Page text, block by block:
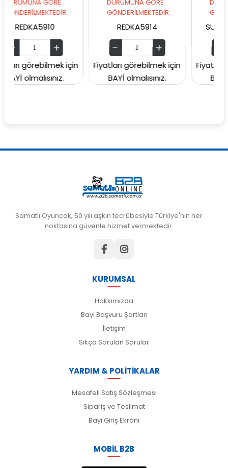
GÖRE
için
DURUMUNA GÖRE
GÖNDERİLMEKTEDİR.
REDKA5914
Fiyatları görebilmek için
BAYİ olmalısınız.
DURUMUNA
Fiyatları
BAYİ
Samatlı Oyuncak, 50 yılı aşkın tecrübesiyle Türkiye'nin her
noktasına güvenle hizmet vermektedir.
KURUMSAL
Hakkımızda
Bayi Başvuru Şartları
İletişim
Sıkça Sorulan Sorular
YARDIM & POLİTİKALAR
Mesafeli Satış Sözleşmesi
Sipariş ve Teslimat
Bayi Giriş Ekranı
MOBİL B2B